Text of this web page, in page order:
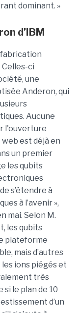
dominant. »
d’IBM
fabrication
ci
une
Anderon, qui
Aucune
l'ouverture
est déjà en
un premier
les qubits
s’étendre à
à l’avenir »,
mai. Selon M.
les qubits
plateforme
mais d’autres
ions piégés et
très
le plan de 10
d’un